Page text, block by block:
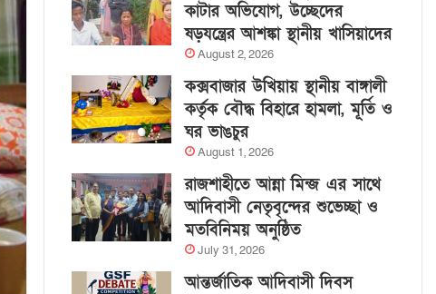
কাটার অভিযোগ, উচ্ছেদের
ষড়যন্ত্রের আশঙ্কা স্থানীয় খাসিয়াদের
August 2, 2026
কক্সবাজার উখিয়ায় স্থানীয় বাঙ্গালী
কর্তৃক বৌদ্ধ বিহারে হামলা, মূর্তি ও
ঘর ভাঙচুর
August 1, 2026
রাজশাহীতে আন্না মিন্জ এর সাথে
আদিবাসী নেতৃবৃন্দের শুভেচ্ছা ও
মতবিনিময় অনুষ্ঠিত
July 31, 2026
আন্তর্জাতিক আদিবাসী দিবস